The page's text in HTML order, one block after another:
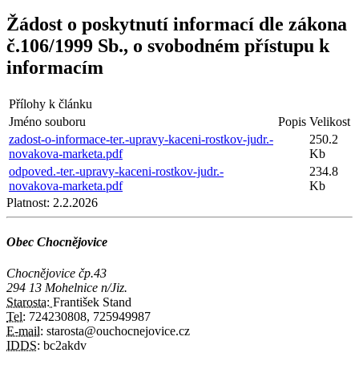
Žádost o poskytnutí informací dle zákona
č.106/1999 Sb., o svobodném přístupu k
informacím
Přílohy k článku
Jméno souboru
Popis Velikost
zadost-o-informace-ter.-upravy-kaceni-rostkov-judr.-
novakova-marketa.pdf
250.2
Kb
odpoved.-ter.-upravy-kaceni-rostkov-judr.-
novakova-marketa.pdf
234.8
Kb
Platnost: 2.2.2026
Obec Chocnějovice
Chocnějovice čp.43
294 13 Mohelnice n/Jiz.
Starosta: František Stand
Tel: 724230808, 725949987
E-mail: starosta@ouchocnejovice.cz
IDDS: bc2akdv